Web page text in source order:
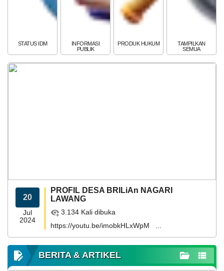
STATUS IDM
INFORMASI
PUBLIK
PRODUK HUKUM
TAMPILKAN
SEMUA
20
Jul
2024
PROFIL DESA BRILiAn NAGARI
LAWANG
3.134 Kali dibuka
https://youtu.be/imobkHLxWpM ...
BERITA & ARTIKEL
Operasional
Kantor
Lebaran
Idul
1447
H